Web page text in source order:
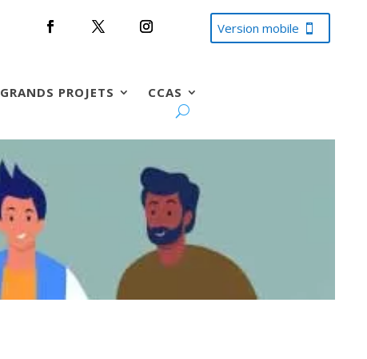
Version mobile
GRANDS PROJETS CCAS